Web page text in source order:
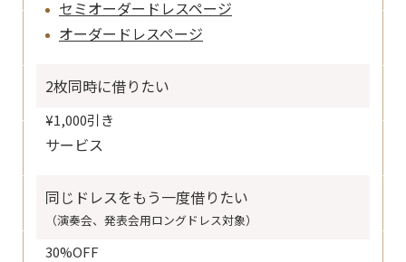
セミオーダードレスページ
オーダードレスページ
2枚同時に借りたい
¥1,000引き
サービス
同じドレスをもう一度借りたい
（演奏会、発表会用ロングドレス対象）
30%OFF